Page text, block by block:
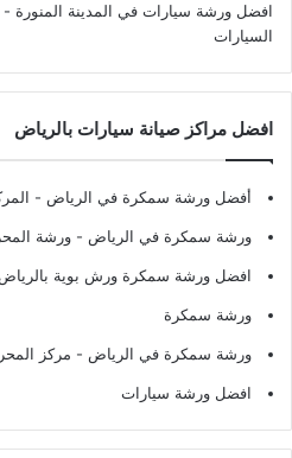
افضل ورشة سيارات في المدينة المنورة -
السيارات
افضل مراكز صيانة سيارات بالرياض
أفضل ورشة سمكرة في الرياض -
ورشة سمكرة في الرياض - ورشة
افضل ورشة سمكرة ورش بوية بالرياض
ورشة سمكرة
ورشة سمكرة في الرياض - مركز
افضل ورشة سيارات